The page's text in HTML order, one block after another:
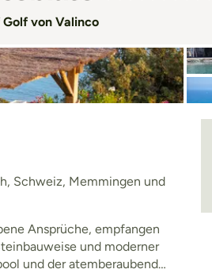
von Valinco
Schweiz, Memmingen und
Ansprüche, empfangen
und moderner
und der atemberaubende